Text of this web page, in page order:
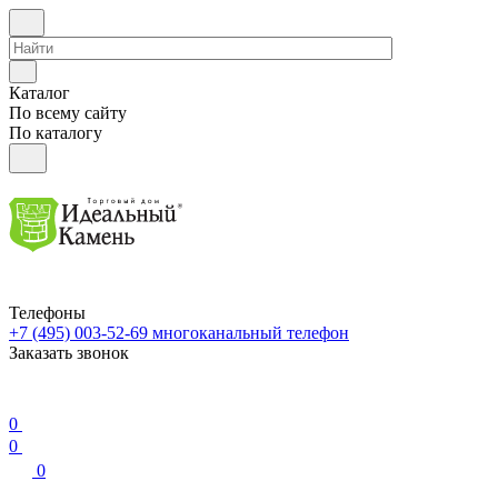
Каталог
По всему сайту
По каталогу
Телефоны
+7 (495) 003-52-69 многоканальный телефон
Заказать звонок
0
0
0